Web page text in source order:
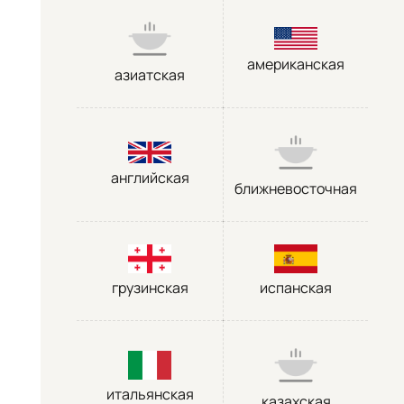
азиатская
американская
английская
ближневосточная
грузинская испанская
итальянская